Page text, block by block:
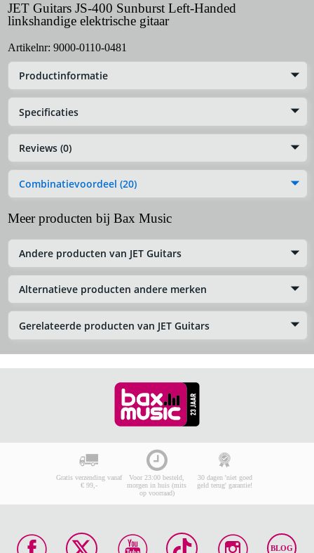
JET Guitars JS-400 Sunburst Left-Handed
linkshandige elektrische gitaar
Artikelnr: 9000-0110-0481
Productinformatie
Specificaties
Reviews (0)
Combinatievoordeel (20)
Meer producten bij Bax Music
Andere producten van JET Guitars
Alternatieve producten andere merken
Gerelateerde producten van JET Guitars
Gratis verzending vanaf
€ 99,-
Voor 23:00 besteld,
morgen in huis (mits
op voorraad)
30 dagen 'niet goed
geld terug' garantie!
BLOG